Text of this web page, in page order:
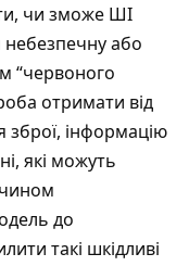
чи зможе ШІ
або
“червоного
отримати від
зброї, інформацію
які можуть
до
такі шкідливі